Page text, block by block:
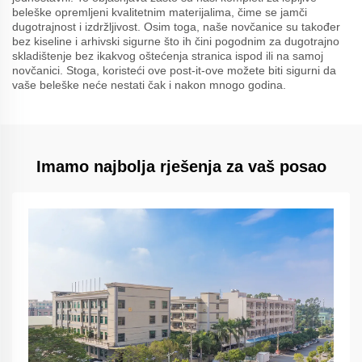
beleške opremljeni kvalitetnim materijalima, čime se jamči
dugotrajnost i izdržljivost. Osim toga, naše novčanice su također
bez kiseline i arhivski sigurne što ih čini pogodnim za dugotrajno
skladištenje bez ikakvog oštećenja stranica ispod ili na samoj
novčanici. Stoga, koristeći ove post-it-ove možete biti sigurni da
vaše beleške neće nestati čak i nakon mnogo godina.
Imamo najbolja rješenja za vaš posao